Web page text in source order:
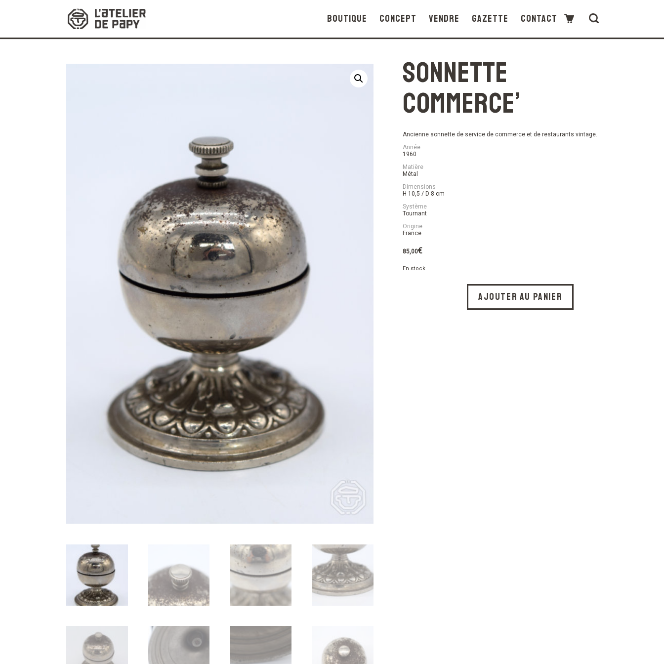
Boutique Concept Vendre Gazette Contact
Sonnette
Commerce’
Ancienne sonnette de service de commerce et de restaurants vintage.
Année
1960
Matière
Métal
Dimensions
H 10,5 / D 8 cm
Système
Tournant
Origine
France
85,00€
En stock
Ajouter au panier